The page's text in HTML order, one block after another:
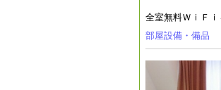
全室無料ＷｉＦ
部屋設備・備品